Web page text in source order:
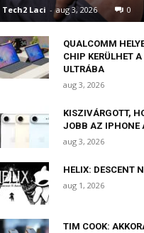
Tech2 Laci - aug 3, 2026 0
QUALCOMM
CHIP KERÜLHET
ULTRÁBA
aug 3, 2026
KISZIVÁRGOTT,
JOBB AZ IPHONE
aug 3, 2026
HELIX: DESCENT
aug 1, 2026
TIM COOK: